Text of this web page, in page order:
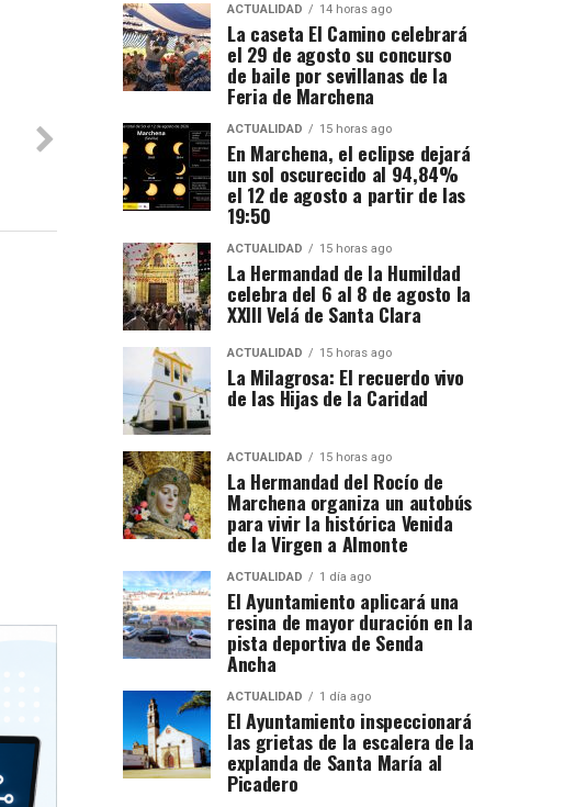
ACTUALIDAD 14 horas ago
La caseta El Camino celebrará
el 29 de agosto su concurso
de baile por sevillanas de la
Feria de Marchena
ACTUALIDAD 15 horas ago
En Marchena, el eclipse dejará
un sol oscurecido al 94,84%
el 12 de agosto a partir de las
19:50
ACTUALIDAD 15 horas ago
La Hermandad de la Humildad
celebra del 6 al 8 de agosto la
XXIII Velá de Santa Clara
ACTUALIDAD 15 horas ago
La Milagrosa: El recuerdo vivo
de las Hijas de la Caridad
ACTUALIDAD 15 horas ago
La Hermandad del Rocío de
Marchena organiza un autobús
para vivir la histórica Venida
de la Virgen a Almonte
ACTUALIDAD 1 día ago
El Ayuntamiento aplicará una
resina de mayor duración en la
pista deportiva de Senda
Ancha
ACTUALIDAD 1 día ago
El Ayuntamiento inspeccionará
las grietas de la escalera de la
explanda de Santa María al
Picadero